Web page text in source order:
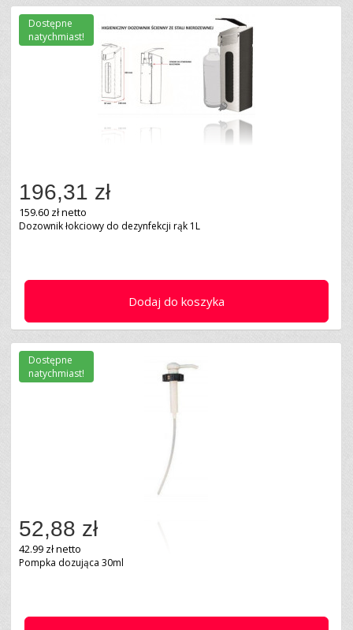
Dodaj do koszyka
196,31 zł
159.60 zł netto
Dozownik łokciowy do dezynfekcji rąk 1L
Dostępne
natychmiast!
52,88 zł
42.99 zł netto
Pompka dozująca 30ml
Dostępne
natychmiast!